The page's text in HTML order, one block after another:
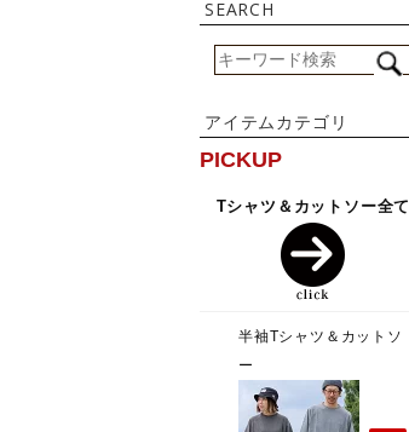
SEARCH
アイテムカテゴリ
PICKUP
Tシャツ＆カットソー全て
半袖Tシャツ＆カットソ
ー